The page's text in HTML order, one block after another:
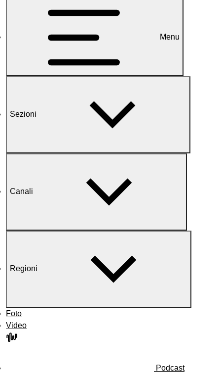
Menu
Sezioni
Canali
Regioni
Foto
Video
Podcast